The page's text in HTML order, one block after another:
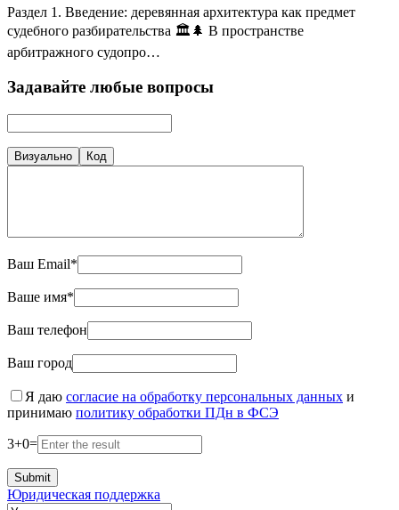
Раздел 1. Введение: деревянная архитектура как предмет
судебного разбирательства 🏛️🌲 В пространстве
арбитражного судопро…
Задавайте любые вопросы
Визуально Код
Ваш Email*
Ваше имя*
Ваш телефон
Ваш город
Я даю согласие на обработку персональных данных и
принимаю политику обработки ПДн в ФСЭ
3+0=
Юридическая поддержка